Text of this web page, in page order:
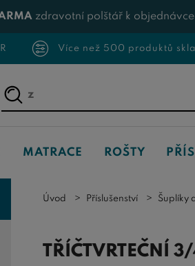
zdravotní polštář k
Více než 500 produktů
Napište,
co
hledáte...
MATRACE ROŠTY
Úvod Příslušenství Šuplíky
TŘÍČTVRTEČNÍ